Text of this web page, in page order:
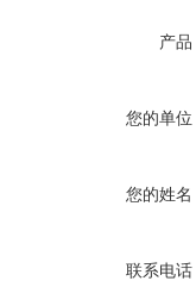
产品
您的单位
您的姓名
联系电话